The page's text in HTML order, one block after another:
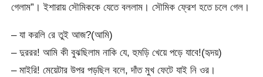
গেলাম”। ইশারায় সৌমিককে যেতে বললাম। সৌমিক ফ্রেশ হতে চলে গেল।
– যা করলি রে তুই আজ?(আমি)
– দুররর! আমি কী বুঝছিলাম নাকি যে, হুমড়ি খেয়ে পড়ে যাবে!(হৃদয়)
– মাইরি! মেয়েটার উপর পড়ছিল বলে, দাঁত মুখ ফেটে যাই নি ওর।